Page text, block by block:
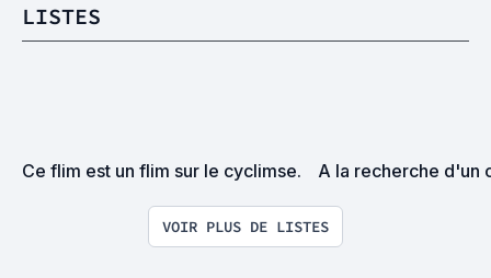
LISTES
Ce flim est un flim sur le cyclimse. A la recherche d'un
VOIR PLUS DE LISTES